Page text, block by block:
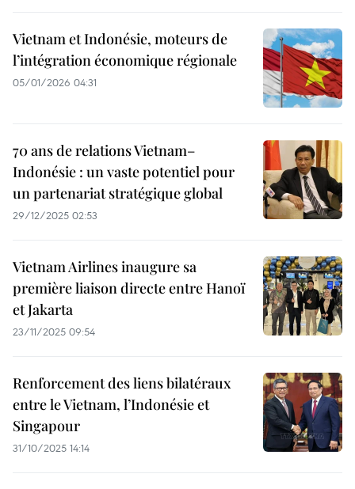
Vietnam et Indonésie, moteurs de
l’intégration économique régionale
05/01/2026 04:31
70 ans de relations Vietnam–
Indonésie : un vaste potentiel pour
un partenariat stratégique global
29/12/2025 02:53
Vietnam Airlines inaugure sa
première liaison directe entre Hanoï
et Jakarta
23/11/2025 09:54
Renforcement des liens bilatéraux
entre le Vietnam, l’Indonésie et
Singapour
31/10/2025 14:14